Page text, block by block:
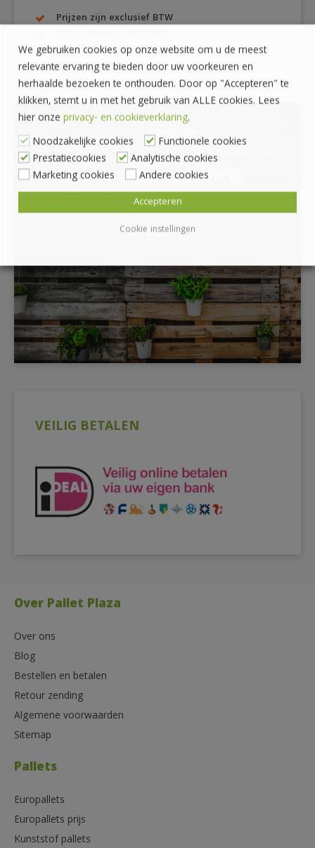
Prijzen zijn exclusief BTW
Ophalen of laten bezorgen
ZELF OPHALEN?
UW KUNT OOK ZELF OPHALEN BIJ
PALLET PLAZA
*Afhalen alleen mogelijk na bestellen via onze
VEILIG BETALEN
Over Pallet Plaza
Over ons
Blog
Bestellen en betalen
Retour zending
Algemene voorwaarden
Sitemap
Pallets
Europallets
Europallets prijs
Kunststof pallets
We gebruiken cookies op onze website om u de meest
relevante ervaring te bieden door uw voorkeuren en
herhaalde bezoeken te onthouden. Door op "Accepteren" te
klikken, stemt u in met het gebruik van ALLE cookies. Lees
hier onze privacy- en cookieverklaring.
Noodzakelijke cookies
Functionele cookies
Prestatiecookies
Analytische cookies
Marketing cookies
Andere cookies
Cookie instellingen
Accepteren